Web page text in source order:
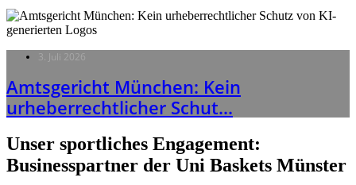
3. Juli 2026
Amtsgericht München: Kein
urheberrechtlicher Schut...
Unser sportliches Engagement:
Businesspartner der Uni Baskets Münster